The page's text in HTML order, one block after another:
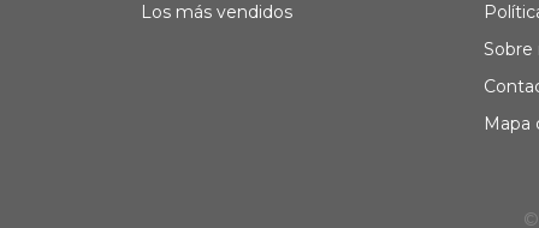
Los más vendidos
Sobre
Mapa